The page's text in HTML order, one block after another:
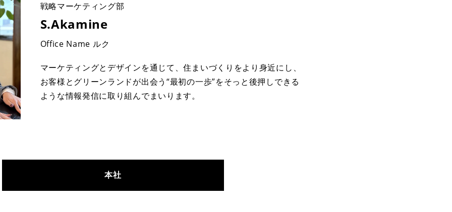
戦略マーケティング部
S.Akamine
Office Name ルク
マーケティングとデザインを通じて、住まいづくりをより身近にし、
お客様とグリーンランドが出会う“最初の一歩”をそっと後押しできる
ような情報発信に取り組んでまいります。
本社